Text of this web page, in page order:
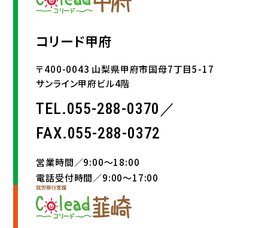
コリード甲府
〒400-0043 山梨県甲府市国母7丁目5-17
サンライン甲府ビル4階
TEL.055-288-0370／
FAX.055-288-0372
営業時間／9:00〜18:00
電話受付時間／9:00〜17:00